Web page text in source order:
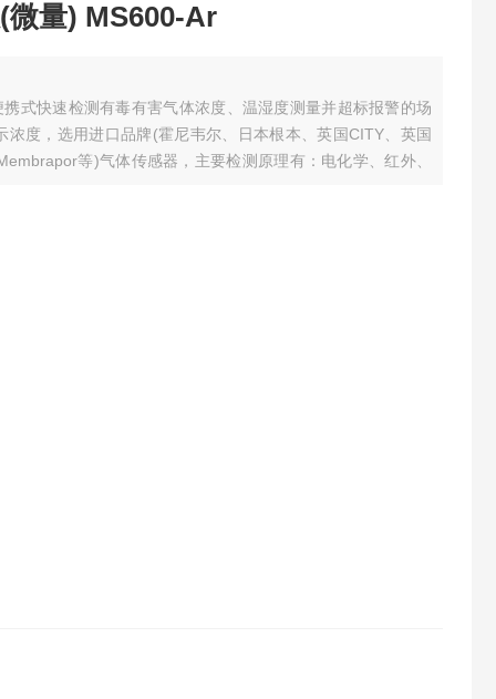
微量) MS600-Ar
式快速检测有毒有害气体浓度、温湿度测量并超标报警的场
浓度，选用进口品牌(霍尼韦尔、日本根本、英国CITY、英国
等)气体传感器，主要检测原理有：电化学、红外、